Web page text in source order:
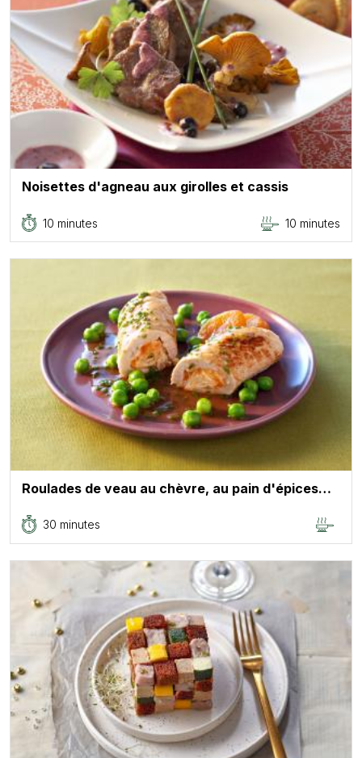
Noisettes d'agneau aux girolles et cassis
10 minutes 10 minutes
Roulades de veau au chèvre, au pain d'épices…
30 minutes